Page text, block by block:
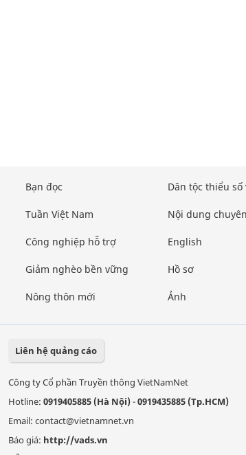
Bạn đọc
Tuần Việt Nam
Công nghiệp hỗ trợ
Giảm nghèo bền vững
Nông thôn mới
Dân tộc thiểu
Nội dung
English
Hồ sơ
Ảnh
Liên hệ quảng cáo
Công ty Cổ phần Truyền thông VietNamNet
Hotline: 0919405885 (Hà Nội)-0919435885 (Tp.HCM)
Email: contact@vietnamnet.vn
Báo giá: http://vads.vn